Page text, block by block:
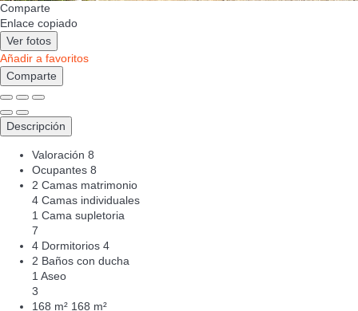
Comparte
Enlace copiado
Ver fotos
Añadir a favoritos
Comparte
Descripción
Valoración 8
Ocupantes 8
2 Camas matrimonio
4 Camas individuales
1 Cama supletoria
7
4 Dormitorios 4
2 Baños con ducha
1 Aseo
3
168 m² 168 m²